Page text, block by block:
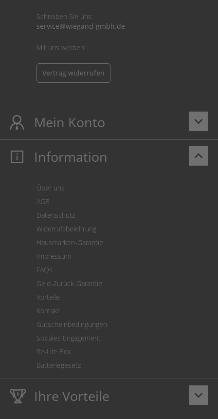
Schreiben Sie uns:
service@wiegand-gmbh.de
Mit uns werben!
Vertrag widerrufen
keyboard_arrow_down
Mein Konto
Mein Konto
Cookie Einstellungen
keyboard_arrow_up
Information
Über uns
AGB
Datenschutz
Widerrufsbelehrung
Hausmarken-Garantie
Impressum
FAQs
Geld-Zurück-Garantie
Vorteile
Kontakt
Gutscheinbedingungen
Soziales Engagement
Re-Life Box
Batteriegesetz
keyboard_arrow_down
Ihre Vorteile